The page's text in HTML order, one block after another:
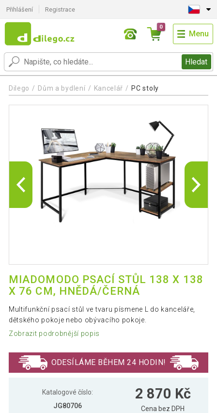
Přihlášení Registrace
Hledat
0
Menu
Dilego Dům a bydlení Kancelář PC stoly
MIADOMODO PSACÍ STŮL 138 X 138
X 76 CM, HNĚDÁ/ČERNÁ
Multifunkční psací stůl ve tvaru písmene L do kanceláře,
dětského pokoje nebo obývacího pokoje.
Zobrazit podrobnější popis
ODESÍLÁME BĚHEM 24 HODIN!
Katalogové číslo:
JG80706
2 870 Kč
Cena bez DPH